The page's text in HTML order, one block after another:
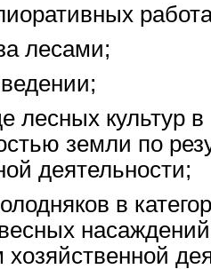
лесами;
лесных культур
земли по
деятельности;
в
хозяйственной